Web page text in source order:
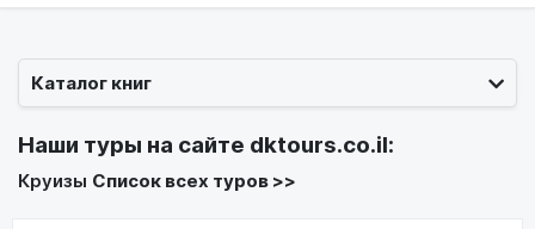
Каталог книг
Наши туры на сайте dktours.co.il:
Круизы Список всех туров >>